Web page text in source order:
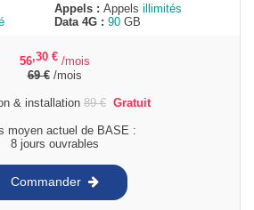
Appels : Appels illimités
Data 4G : 90 GB
56,30 € /mois
69€/mois
& installation 89€ Gratuit
moyen actuel de BASE :
8 jours ouvrables
Commander